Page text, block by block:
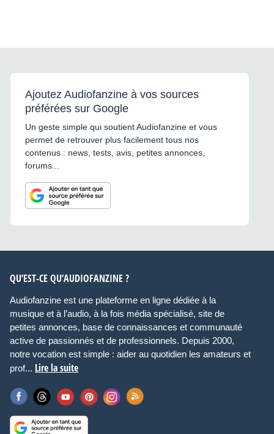
Ajoutez Audiofanzine à vos sources
préférées sur Google
Un geste simple qui soutient Audiofanzine et vous
permet de retrouver plus facilement tous nos
contenus : news, tests, avis, petites annonces,
forums...
QU’EST-CE QU’AUDIOFANZINE ?
Audiofanzine est une plateforme en ligne dédiée à la
musique et à l’audio, à la fois média spécialisé, site de
petites annonces, base de connaissances et communauté
active de passionnés et de professionnels. Depuis 2000,
notre vocation est simple : aider au quotidien les amateurs et
prof... Lire la suite